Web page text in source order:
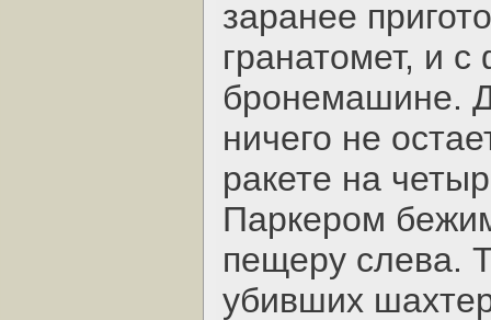
заранее
гранатомет, и
бронемашине.
ничего не
ракете на
Паркером
пещеру слева.
убивших